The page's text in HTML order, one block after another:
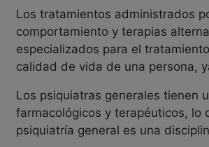
Los tratamientos administrados
comportamiento y terapias
especializados para el
calidad de vida de una persona,
Los psiquiatras generales tienen
farmacológicos y terapéuticos, lo
psiquiatría general es una